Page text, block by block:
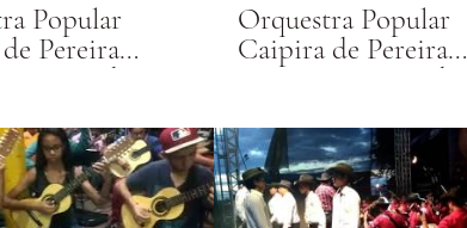
Popular
Pereira
e Pardinho)
Orquestra Popular
Caipira de Pereira
Barreto executando
Parada Dura)